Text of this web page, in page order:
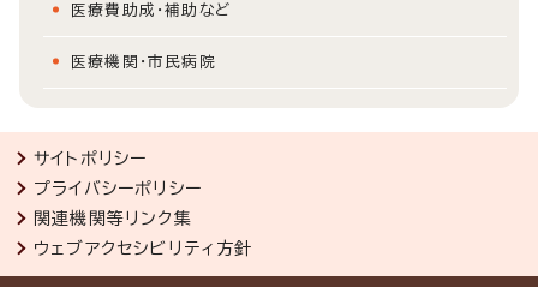
医療費助成・補助など
医療機関・市民病院
サイトポリシー
プライバシーポリシー
関連機関等リンク集
ウェブアクセシビリティ方針